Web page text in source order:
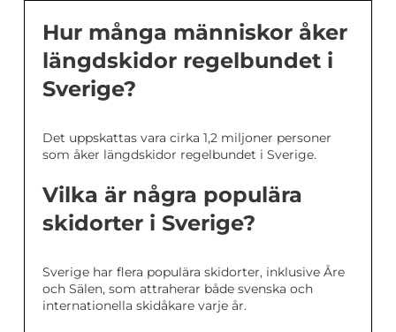
Hur många människor åker
längdskidor regelbundet i
Sverige?
Det uppskattas vara cirka 1,2 miljoner personer
som åker längdskidor regelbundet i Sverige.
Vilka är några populära
skidorter i Sverige?
Sverige har flera populära skidorter, inklusive Åre
och Sälen, som attraherar både svenska och
internationella skidåkare varje år.